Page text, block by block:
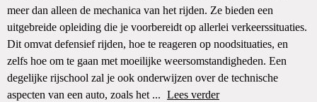
meer dan alleen de mechanica van het rijden. Ze bieden een
uitgebreide opleiding die je voorbereidt op allerlei verkeerssituaties.
Dit omvat defensief rijden, hoe te reageren op noodsituaties, en
zelfs hoe om te gaan met moeilijke weersomstandigheden. Een
degelijke rijschool zal je ook onderwijzen over de technische
aspecten van een auto, zoals het ... Lees verder